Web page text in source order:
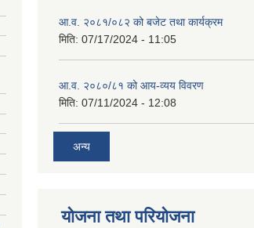
आ.व. २०८१/०८२ को बजेट तथा कार्यक्रम
मिति: 07/17/2024 - 11:05
आ.व. २०८०/८१ को आय-व्यय विवरण
मिति: 07/11/2024 - 12:08
अन्य
योजना तथा परियोजना